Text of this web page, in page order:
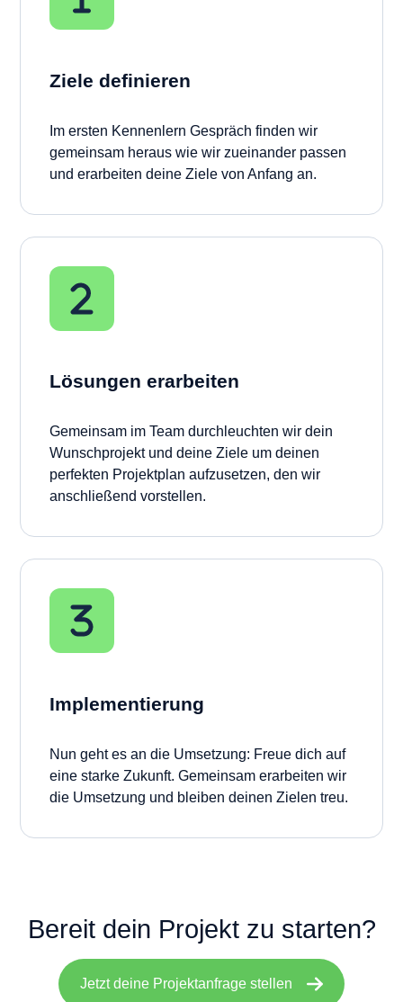
Ziele definieren
Im ersten Kennenlern Gespräch finden wir
gemeinsam heraus wie wir zueinander passen
und erarbeiten deine Ziele von Anfang an.
Lösungen erarbeiten
Gemeinsam im Team durchleuchten wir dein
Wunschprojekt und deine Ziele um deinen
perfekten Projektplan aufzusetzen, den wir
anschließend vorstellen.
Implementierung
Nun geht es an die Umsetzung: Freue dich auf
eine starke Zukunft. Gemeinsam erarbeiten wir
die Umsetzung und bleiben deinen Zielen treu.
Bereit dein Projekt zu starten?
Jetzt deine Projektanfrage stellen